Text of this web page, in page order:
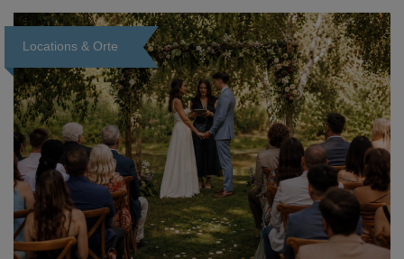
Dokument gesucht hat, kennt das mulmige Gefühl.
Locations & Orte
Loading...